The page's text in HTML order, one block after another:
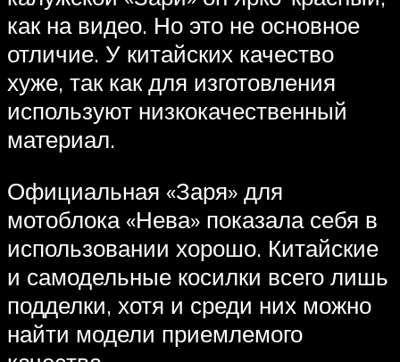
как на видео. Но это не основное
отличие. У китайских качество
хуже, так как для изготовления
используют низкокачественный
материал.
Официальная «Заря» для
мотоблока «Нева» показала себя в
использовании хорошо. Китайские
и самодельные косилки всего лишь
подделки, хотя и среди них можно
найти модели приемлемого